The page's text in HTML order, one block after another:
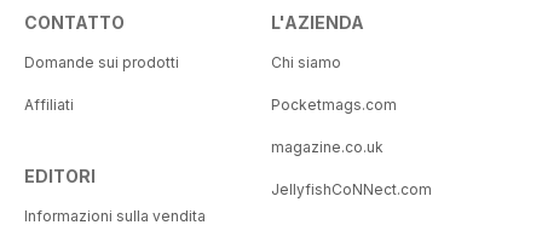
CONTATTO
Domande sui prodotti
Affiliati
EDITORI
Informazioni sulla vendita
L'AZIENDA
Chi siamo
Pocketmags.com
magazine.co.uk
JellyfishCoNNect.com